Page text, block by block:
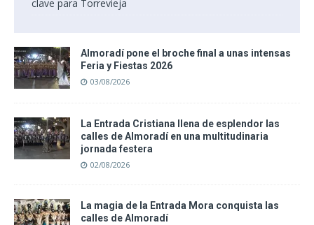
clave para Torrevieja
Almoradí pone el broche final a unas intensas
Feria y Fiestas 2026
03/08/2026
La Entrada Cristiana llena de esplendor las
calles de Almoradí en una multitudinaria
jornada festera
02/08/2026
La magia de la Entrada Mora conquista las
calles de Almoradí